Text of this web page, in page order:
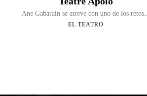
Ane Gabarain se atreve con uno de los retos...
EL TEATRO